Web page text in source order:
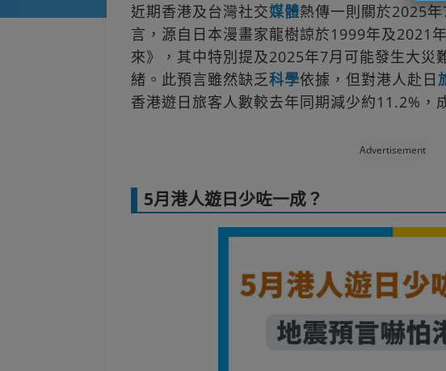
近期香港及台灣社交媒體熱傳一則關於2025
言，源自日本漫畫家龍樹諒於1999年及2021
來》，其中特別提及2025年7月可能發生大災
緒。此預言雖然缺乏科學依據，但對港人赴日
香港遊日旅客人數較去年同期減少約11.2%，
Advertisement
5月港人遊日少咗一成？